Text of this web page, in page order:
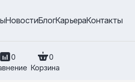
НовостиБлогКарьераКонтакты
0
0
Корзина